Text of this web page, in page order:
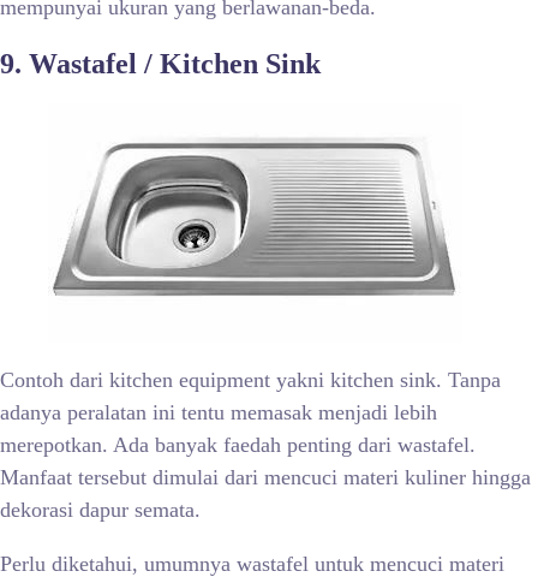
mempunyai ukuran yang berlawanan-beda.
9. Wastafel / Kitchen Sink
Contoh dari kitchen equipment yakni kitchen sink. Tanpa
adanya peralatan ini tentu memasak menjadi lebih
merepotkan. Ada banyak faedah penting dari wastafel.
Manfaat tersebut dimulai dari mencuci materi kuliner hingga
dekorasi dapur semata.
Perlu diketahui, umumnya wastafel untuk mencuci materi